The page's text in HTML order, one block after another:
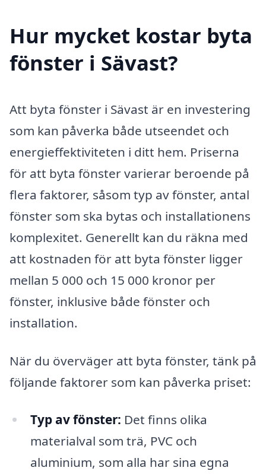
Hur mycket kostar byta
fönster i Sävast?
Att byta fönster i Sävast är en investering
som kan påverka både utseendet och
energieffektiviteten i ditt hem. Priserna
för att byta fönster varierar beroende på
flera faktorer, såsom typ av fönster, antal
fönster som ska bytas och installationens
komplexitet. Generellt kan du räkna med
att kostnaden för att byta fönster ligger
mellan 5 000 och 15 000 kronor per
fönster, inklusive både fönster och
installation.
När du överväger att byta fönster, tänk på
följande faktorer som kan påverka priset:
Typ av fönster: Det finns olika
materialval som trä, PVC och
aluminium, som alla har sina egna